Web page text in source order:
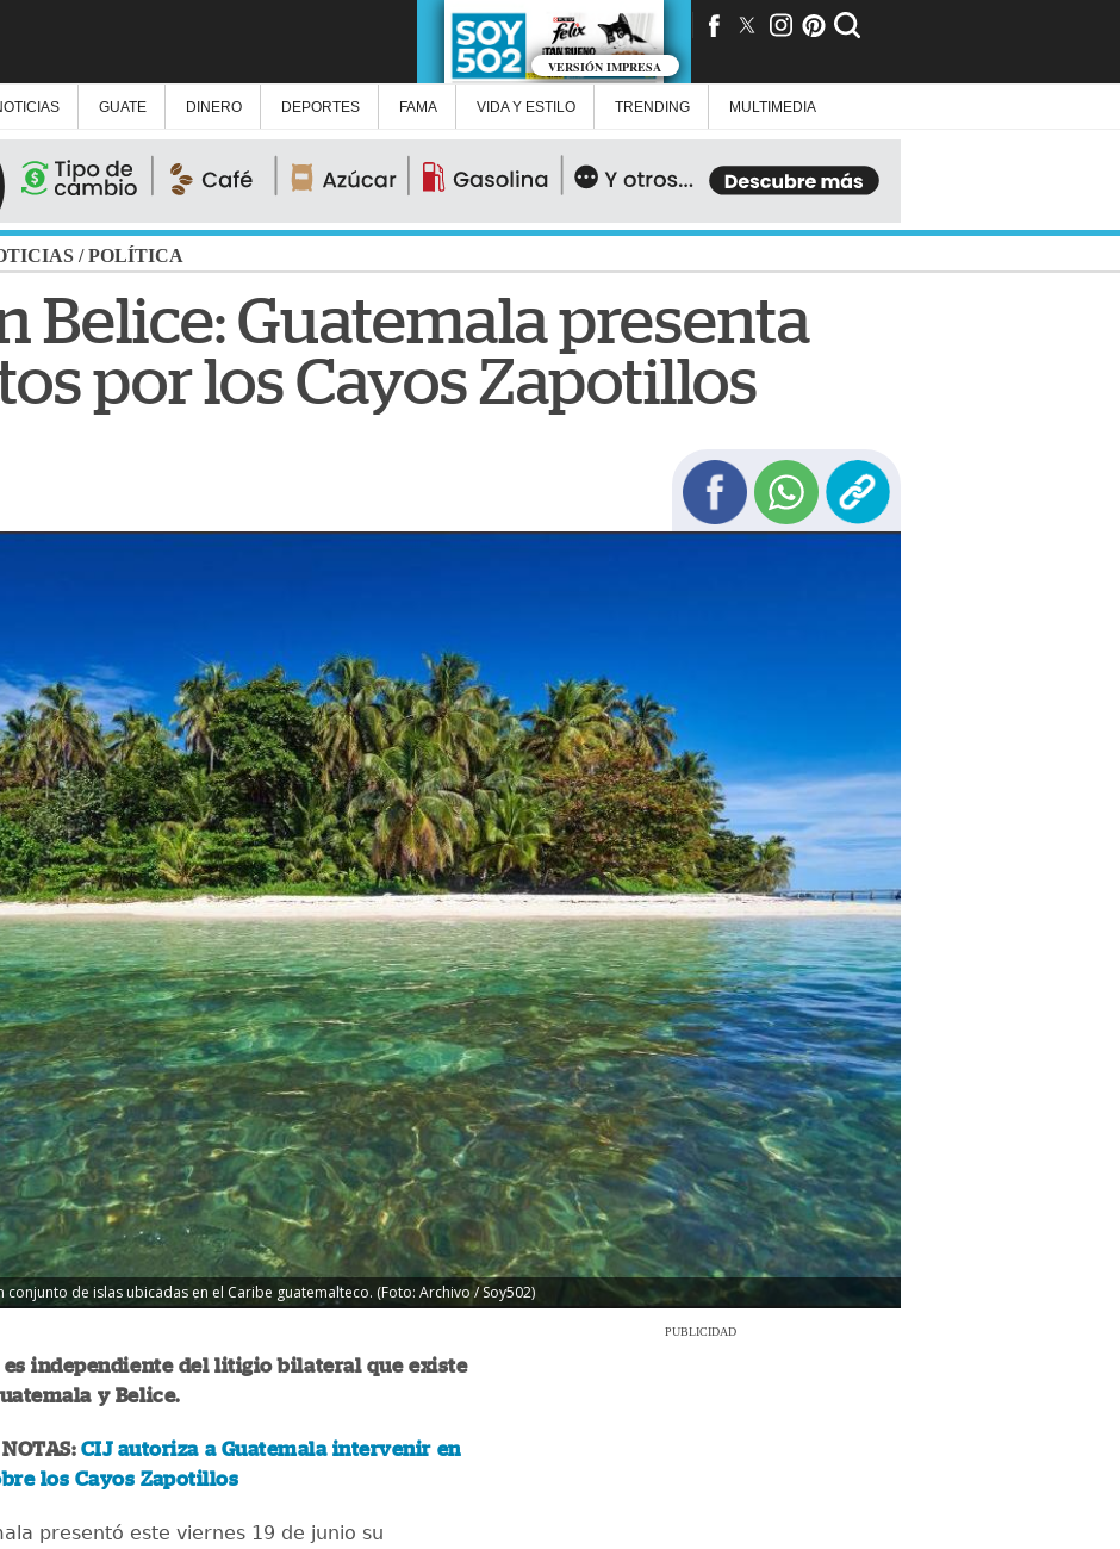
VERSIÓN IMPRESA
GUATE DINERO DEPORTES FAMA VIDA Y ESTILO TRENDING MULTIMEDIA
/POLÍTICA
Belice: Guatemala presenta
por los Cayos Zapotillos
de islas ubicadas en el Caribe guatemalteco. (Foto: Archivo / Soy502)
es independiente del litigio bilateral que existe
y Belice.
CIJ autoriza a Guatemala intervenir en
los Cayos Zapotillos
presentó este viernes 19 de junio su
PUBLICIDAD